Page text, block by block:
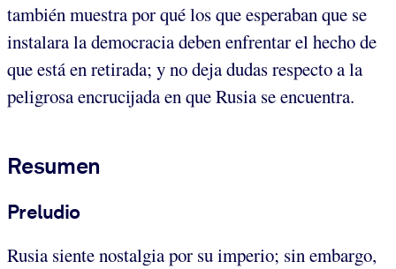
también muestra por qué los que esperaban que se
instalara la democracia deben enfrentar el hecho de
que está en retirada; y no deja dudas respecto a la
peligrosa encrucijada en que Rusia se encuentra.
Resumen
Preludio
Rusia siente nostalgia por su imperio; sin embargo,